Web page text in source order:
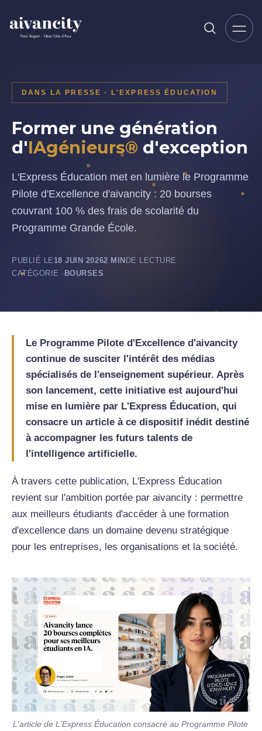
DANS LA PRESSE · L'EXPRESS ÉDUCATION
Former une génération
d'IAgénieurs® d'exception
L'Express Éducation met en lumière le Programme
Pilote d'Excellence d'aivancity : 20 bourses
couvrant 100 % des frais de scolarité du
Programme Grande École.
PUBLIÉ LE 18 JUIN 20262 MIN DE LECTURE
CATÉGORIE · BOURSES
Le Programme Pilote d'Excellence d'aivancity
continue de susciter l'intérêt des médias
spécialisés de l'enseignement supérieur. Après
son lancement, cette initiative est aujourd'hui
mise en lumière par L'Express Éducation, qui
consacre un article à ce dispositif inédit destiné
à accompagner les futurs talents de
l'intelligence artificielle.
À travers cette publication, L'Express Éducation
revient sur l'ambition portée par aivancity : permettre
aux meilleurs étudiants d'accéder à une formation
d'excellence dans un domaine devenu stratégique
pour les entreprises, les organisations et la société.
L'article de L'Express Éducation consacré au Programme Pilote